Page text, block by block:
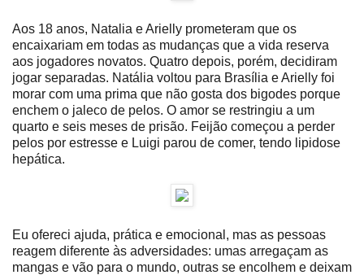
Aos 18 anos, Natalia e Arielly prometeram que os
encaixariam em todas as mudanças que a vida reserva
aos jogadores novatos. Quatro depois, porém, decidiram
jogar separadas. Natália voltou para Brasília e Arielly foi
morar com uma prima que não gosta dos bigodes porque
enchem o jaleco de pelos. O amor se restringiu a um
quarto e seis meses de prisão. Feijão começou a perder
pelos por estresse e Luigi parou de comer, tendo lipidose
hepática.
Eu ofereci ajuda, prática e emocional, mas as pessoas
reagem diferente às adversidades: umas arregaçam as
mangas e vão para o mundo, outras se encolhem e deixam